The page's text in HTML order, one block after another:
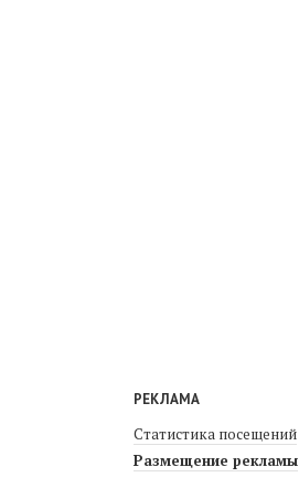
РЕКЛАМА
Статистика посещений
Размещение рекламы